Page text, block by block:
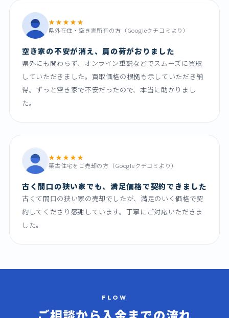
★★★★★
県外在住・空き家所有の方（Googleクチコミより）
空き家の不安が消え、肩の荷がおりました
県外にも関わらず、オンライン重説などでスムーズに買取
していただきました。買取価格の根拠も示していただき納
得。ずっと空き家で不安だったので、本当に助かりまし
た。
★★★★★
築古住宅をご売却の方（Googleクチコミより）
古く間口の狭い家でも、満足価格で契約できました
古くて間口の狭い家の売却でしたが、満足のいく価格で契
約してくださり感謝しています。丁寧にご対応いただきま
した。
FLOW